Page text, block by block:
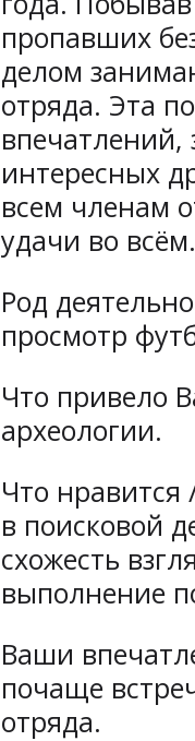
пропавших
делом
отряда. Эта
интересных
всем членам
удачи во всём.
Род
просмотр
Что привело
археологии.
Что
в поисковой
схожесть
выполнение
Ваши
почаще
отряда.